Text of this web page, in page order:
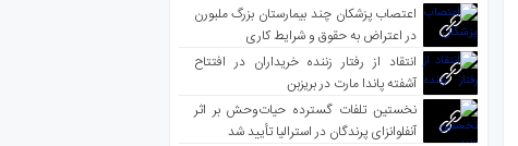
اعتصاب پزشکان چند بیمارستان بزرگ ملبورن
در اعتراض به حقوق و شرایط کاری
انتقاد از رفتار زننده خریداران در افتتاح
آشفته پاندا مارت در بریزبن
نخستین تلفات گسترده حیات‌وحش بر اثر
آنفلوانزای پرندگان در استرالیا تأیید شد